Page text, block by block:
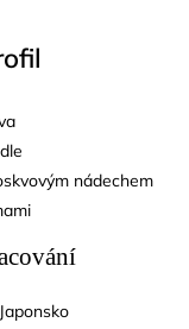
nádechem